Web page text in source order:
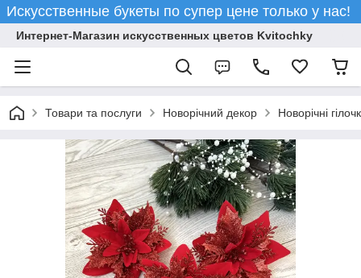
Искусственные букеты по супер цене только у нас!
Интернет-Магазин искусственных цветов Kvitochky
Товари та послуги Новорічний декор Новорічні